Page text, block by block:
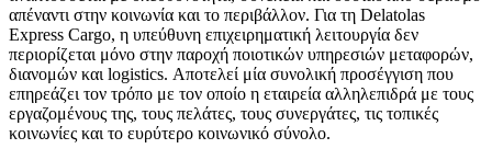
απέναντι στην κοινωνία και το περιβάλλον. Για τη Delatolas
Express Cargo, η υπεύθυνη επιχειρηματική λειτουργία δεν
περιορίζεται μόνο στην παροχή ποιοτικών υπηρεσιών μεταφορών,
διανομών και logistics. Αποτελεί μία συνολική προσέγγιση που
επηρεάζει τον τρόπο με τον οποίο η εταιρεία αλληλεπιδρά με τους
εργαζομένους της, τους πελάτες, τους συνεργάτες, τις τοπικές
κοινωνίες και το ευρύτερο κοινωνικό σύνολο.